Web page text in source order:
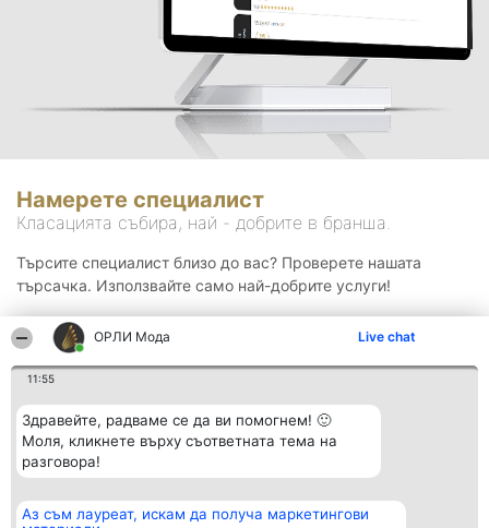
ОРЛИ Мода Live chat
11:55
Здравейте, радваме се да ви помогнем! 🙂
Моля, кликнете върху съответната тема на
разговора!
Аз съм лауреат, искам да получа маркетингови
Намерете специалист
Класацията събира, най - добрите в бранша.
Търсите специалист близо до вас? Проверете нашата
търсачка. Използвайте само най-добрите услуги!
Организатор на
Класация Контакти